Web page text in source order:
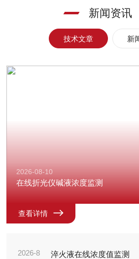
新闻资讯
技术文章 新
2026-08-10
在线折光仪碱液浓度监测
查看详情
2026-8 淬火液在线浓度值监测